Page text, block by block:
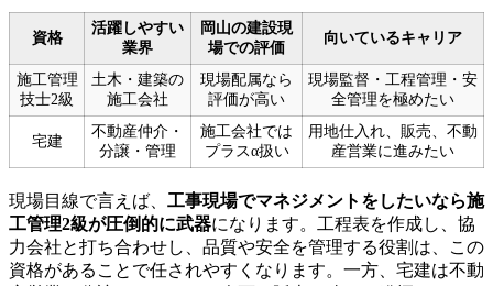
資格
活躍しやすい
業界
岡山の建設現
場での評価
向いているキャリア
施工管理
技士2級
土木・建築の
施工会社
現場配属なら
評価が高い
現場監督・工程管理・安
全管理を極めたい
宅建
不動産仲介・
分譲・管理
施工会社では
プラスα扱い
用地仕入れ、販売、不動
産営業に進みたい
現場目線で言えば、 工事現場でマネジメントをしたいなら施
工管理2級が圧倒的に武器になります。工程表を作成し、協
力会社と打ち合わせし、品質や安全を管理する役割は、この
資格があることで任されやすくなります。一方、宅建は不動